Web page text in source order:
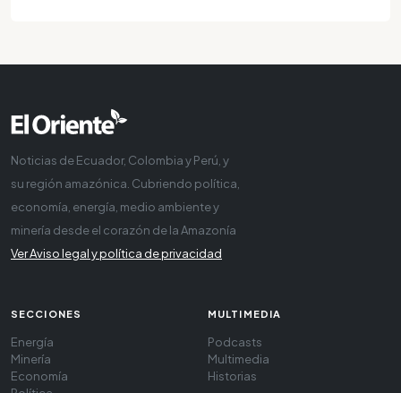
Noticias de Ecuador, Colombia y Perú, y
su región amazónica. Cubriendo política,
economía, energía, medio ambiente y
minería desde el corazón de la Amazonía
Ver Aviso legal y política de privacidad
SECCIONES
Energía
Minería
Economía
MULTIMEDIA
Podcasts
Multimedia
Historias